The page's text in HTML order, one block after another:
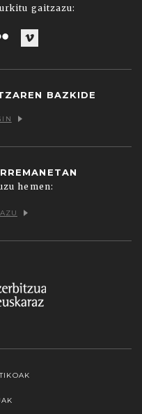
gaitzazu:
BAZKIDE
hemen: